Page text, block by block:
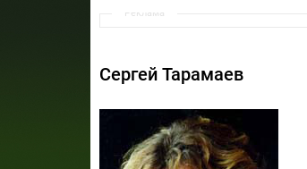
Реклама
Сергей Тарамаев